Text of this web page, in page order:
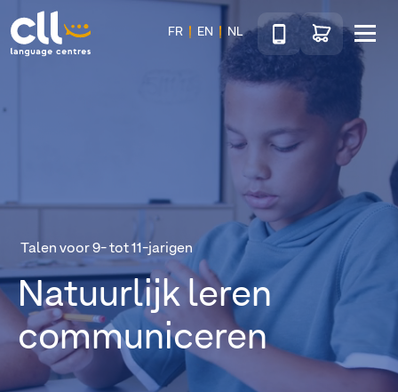
CLL
FR EN NL
TéléphoneGa naar de
Talen voor 9- tot 11-jarigen
Natuurlijk leren
communiceren